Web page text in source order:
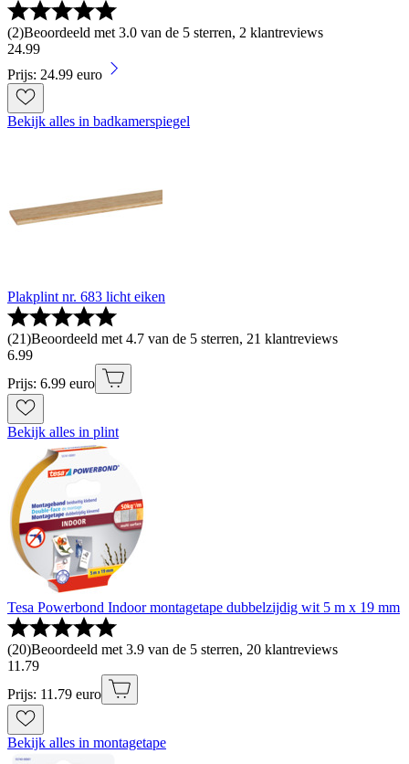
(2)Beoordeeld met 3.0 van de 5 sterren, 2 klantreviews
24.99
Prijs: 24.99 euro
Bekijk alles in badkamerspiegel
Plakplint nr. 683 licht eiken
(21)Beoordeeld met 4.7 van de 5 sterren, 21 klantreviews
6.99
Prijs: 6.99 euro
Bekijk alles in plint
Tesa Powerbond Indoor montagetape dubbelzijdig wit 5 m x 19 mm
(20)Beoordeeld met 3.9 van de 5 sterren, 20 klantreviews
11 .79
Prijs: 11.79 euro
Bekijk alles in montagetape